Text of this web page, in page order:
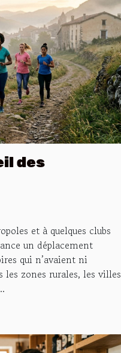
des
et à quelques clubs
un déplacement
qui n’avaient ni
les zones rurales, les villes